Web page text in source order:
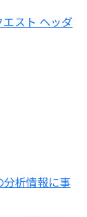
スト ヘッダ
分析情報に事